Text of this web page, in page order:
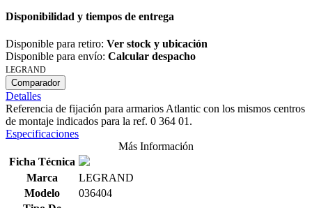
Disponibilidad y tiempos de entrega
Disponible para retiro: Ver stock y ubicación
Disponible para envío: Calcular despacho
LEGRAND
Comparador
Detalles
Referencia de fijación para armarios Atlantic con los mismos centros
de montaje indicados para la ref. 0 364 01.
Especificaciones
Más Información
Ficha Técnica
Marca
LEGRAND
Modelo
036404